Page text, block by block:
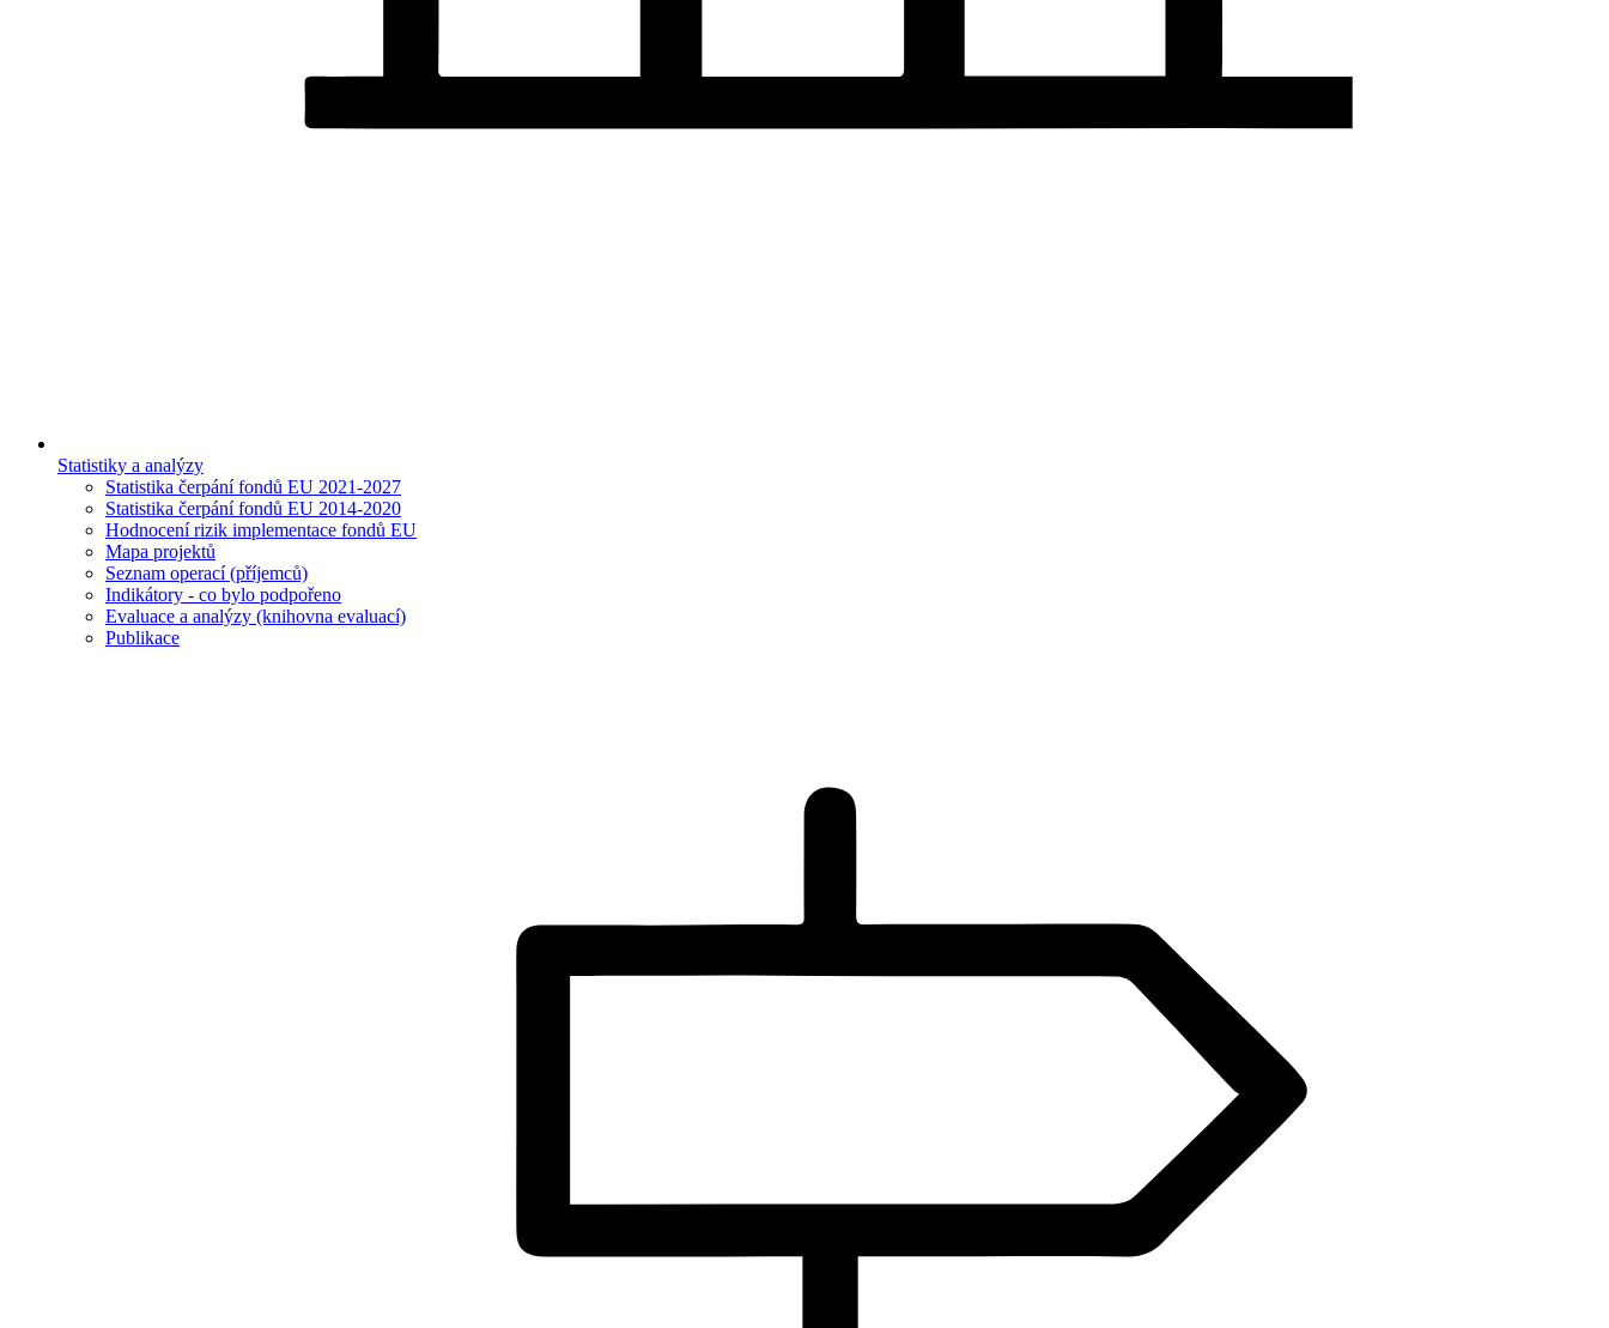
Statistiky a analýzy
Statistika čerpání fondů EU 2021-2027
Statistika čerpání fondů EU 2014-2020
Hodnocení rizik implementace fondů EU
Mapa projektů
Seznam operací (příjemců)
Indikátory - co bylo podpořeno
Evaluace a analýzy (knihovna evaluací)
Publikace